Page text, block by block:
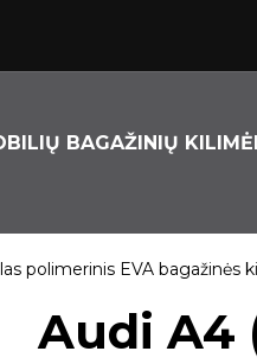
BAGAŽINIŲ
polimerinis EVA bagažinės
Audi A4